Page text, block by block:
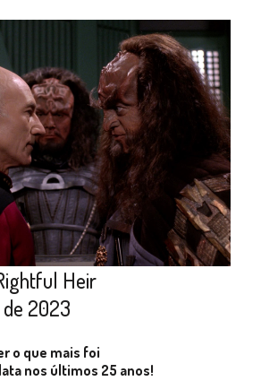
Heir
2023
o que mais foi
nos últimos 25 anos!